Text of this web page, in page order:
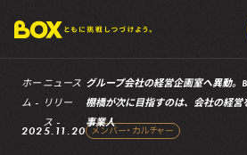
ホー
ム
ニュース
リリー
ス
グループ会社の経営企画室へ異動。
棚橋が次に目指すのは、会社の経
事業人
2025.11.20 メンバー・カルチャー